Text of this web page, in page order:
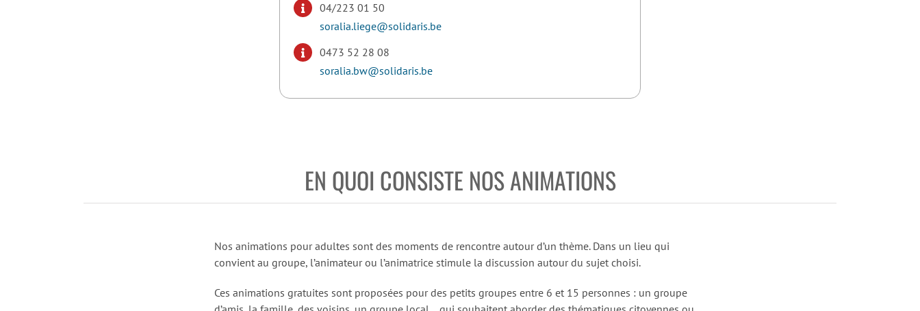
04/223 01 50
soralia.liege@solidaris.be
0473 52 28 08
soralia.bw@solidaris.be
EN QUOI CONSISTE NOS ANIMATIONS
Nos animations pour adultes sont des moments de rencontre autour d’un thème. Dans un lieu qui
convient au groupe, l’animateur ou l’animatrice stimule la discussion autour du sujet choisi.
Ces animations gratuites sont proposées pour des petits groupes entre 6 et 15 personnes : un groupe